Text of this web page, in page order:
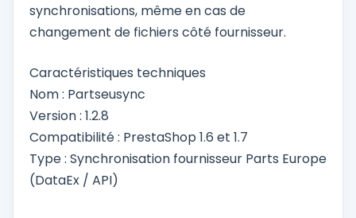
synchronisations, même en cas de
changement de fichiers côté fournisseur.
Caractéristiques techniques
Nom : Partseusync
Version : 1.2.8
Compatibilité : PrestaShop 1.6 et 1.7
Type : Synchronisation fournisseur Parts Europe
(DataEx / API)